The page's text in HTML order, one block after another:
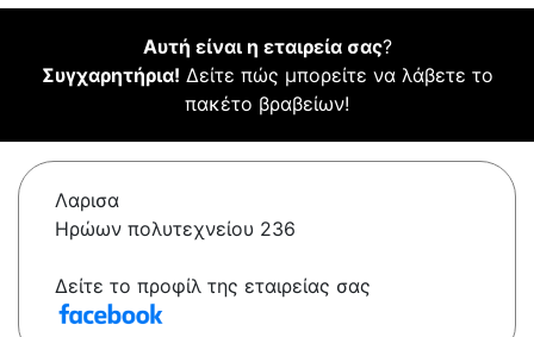
Αυτή είναι η εταιρεία σας?
Συγχαρητήρια! Δείτε πώς μπορείτε να λάβετε το
πακέτο βραβείων!
Λαρισα
Ηρώων πολυτεχνείου 236
Δείτε το προφίλ της εταιρείας σας